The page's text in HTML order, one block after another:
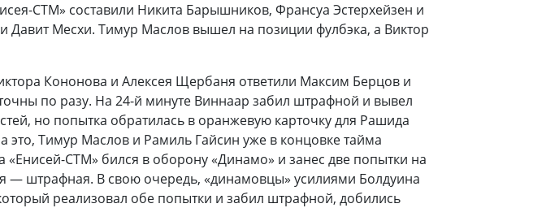
СТМ» составили Никита Барышников, Франсуа Эстерхейзен и
Давит Месхи. Тимур Маслов вышел на позиции фулбэка, а Виктор
Кононова и Алексея Щербаня ответили Максим Берцов и
по разу. На 24-й минуте Виннаар забил штрафной и вывел
но попытка обратилась в оранжевую карточку для Рашида
это, Тимур Маслов и Рамиль Гайсин уже в концовке тайма
СТМ» бился в оборону «Динамо» и занес две попытки на
— штрафная. В свою очередь, «динамовцы» усилиями Болдуина
реализовал обе попытки и забил штрафной, добились